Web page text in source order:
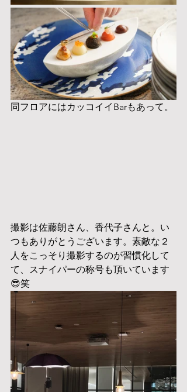
同フロアにはカッコイイBarもあって。
撮影は佐藤朗さん、香代子さんと。い
つもありがとうございます。素敵な２
人をこっそり撮影するのが習慣化して
て、スナイパーの称号も頂いています
😎笑